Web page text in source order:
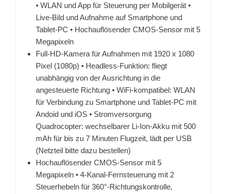
• WLAN und App für Steuerung per Mobilgerät •
Live-Bild und Aufnahme auf Smartphone und
Tablet-PC • Hochauflösender CMOS-Sensor mit 5
Megapixeln
Full-HD-Kamera für Aufnahmen mit 1920 x 1080
Pixel (1080p) • Headless-Funktion: fliegt
unabhängig von der Ausrichtung in die
angesteuerte Richtung • WiFi-kompatibel: WLAN
für Verbindung zu Smartphone und Tablet-PC mit
Andoid und iOS • Stromversorgung
Quadrocopter: wechselbarer Li-Ion-Akku mit 500
mAh für bis zu 7 Minuten Flugzeit, lädt per USB
(Netzteil bitte dazu bestellen)
Hochauflösender CMOS-Sensor mit 5
Megapixeln • 4-Kanal-Fernsteuerung mit 2
Steuerhebeln für 360°-Richtungskontrolle,